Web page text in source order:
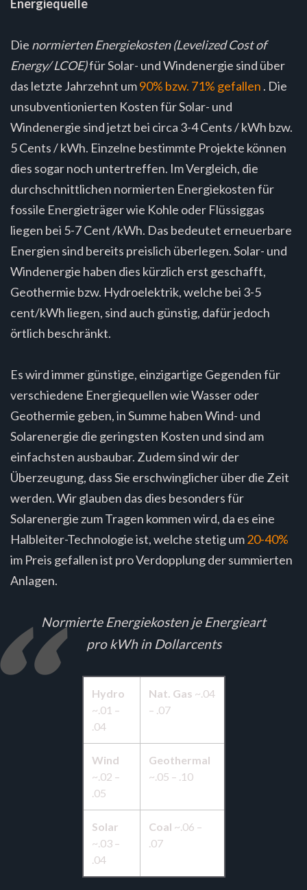
Energiequelle
Die normierten Energiekosten (Levelized Cost of
Energy/ LCOE)für Solar- und Windenergie sind über
das letzte Jahrzehnt um90% bzw. 71% gefallen . Die
unsubventionierten Kosten für Solar- und
Windenergie sind jetzt bei circa 3-4 Cents / kWh bzw.
5 Cents / kWh. Einzelne bestimmte Projekte können
dies sogar noch untertreffen. Im Vergleich, die
durchschnittlichen normierten Energiekosten für
fossile Energieträger wie Kohle oder Flüssiggas
liegen bei 5-7 Cent /kWh. Das bedeutet erneuerbare
Energien sind bereits preislich überlegen. Solar- und
Windenergie haben dies kürzlich erst geschafft,
Geothermie bzw. Hydroelektrik, welche bei 3-5
cent/kWh liegen, sind auch günstig, dafür jedoch
örtlich beschränkt.
Es wird immer günstige, einzigartige Gegenden für
verschiedene Energiequellen wie Wasser oder
Geothermie geben, in Summe haben Wind- und
Solarenergie die geringsten Kosten und sind am
einfachsten ausbaubar. Zudem sind wir der
Überzeugung, dass Sie erschwinglicher über die Zeit
werden. Wir glauben das dies besonders für
Solarenergie zum Tragen kommen wird, da es eine
Halbleiter-Technologie ist, welche stetig um20-40%
im Preis gefallen ist pro Verdopplung der summierten
Anlagen.
Normierte Energiekosten je Energieart
pro kWh in Dollarcents
Hydro
~.01 –
.04
Nat. Gas ~.04
– .07
Wind
~.02 –
.05
Geothermal
~.05 – .10
Solar
~.03 –
.04
Coal ~.06 –
.07